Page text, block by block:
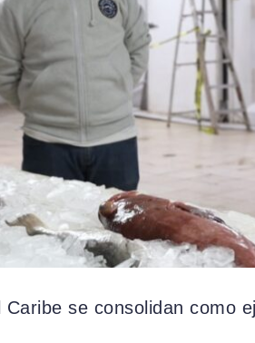
se consolidan como